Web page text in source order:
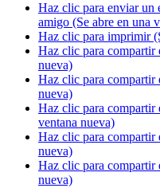
Haz clic para enviar un
amigo (Se abre en una
Haz clic para imprimir
Haz clic para compartir
nueva)
Haz clic para compartir
nueva)
Haz clic para compartir
ventana nueva)
Haz clic para compartir
nueva)
Haz clic para compartir
nueva)